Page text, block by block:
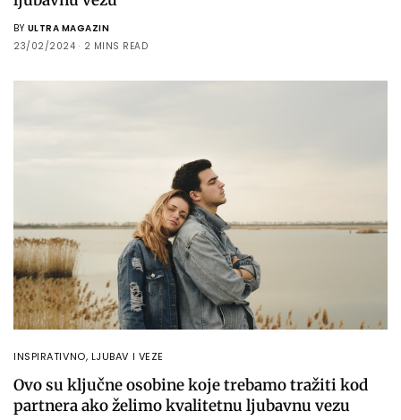
BY ULTRA MAGAZIN
23/02/2024
2 MINS READ
INSPIRATIVNO, LJUBAV I VEZE
Ovo su ključne osobine koje trebamo tražiti kod
partnera ako želimo kvalitetnu ljubavnu vezu